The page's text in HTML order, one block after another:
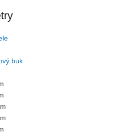
buk